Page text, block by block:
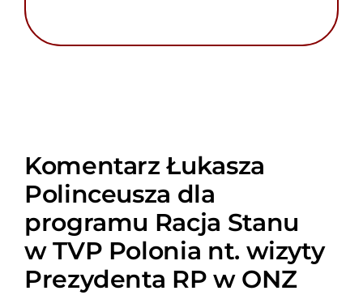
Komentarz Łukasza
Polinceusza dla
programu Racja Stanu
w TVP Polonia nt. wizyty
Prezydenta RP w ONZ